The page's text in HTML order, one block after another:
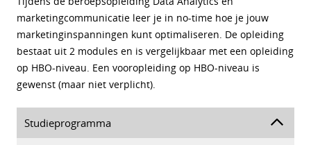
marketingcommunicatie leer je in no-time hoe je jouw
marketinginspanningen kunt optimaliseren. De opleiding
bestaat uit 2 modules en is vergelijkbaar met een opleiding
op HBO-niveau. Een vooropleiding op HBO-niveau is
gewenst (maar niet verplicht).
Studieprogramma